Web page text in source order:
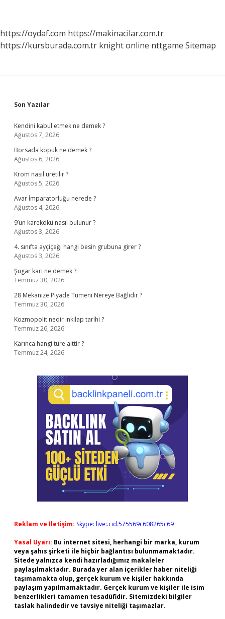
https://oydaf.com https://makinacilar.com.tr
https://kursburada.com.tr knight online nttgame Sitemap
Sidebar
Son Yazılar
Kendini kabul etmek ne demek ?
Ağustos 7, 2026
Borsada köpük ne demek ?
Ağustos 6, 2026
Krom nasıl üretilir ?
Ağustos 5, 2026
Avar İmparatorluğu nerede ?
Ağustos 4, 2026
9’un karekökü nasıl bulunur ?
Ağustos 3, 2026
4. sınıfta ayçiçeği hangi besin grubuna girer ?
Ağustos 3, 2026
Şugar karı ne demek ?
Temmuz 30, 2026
28 Mekanize Piyade Tümeni Nereye Bağlıdır ?
Temmuz 30, 2026
Kozmopolit nedir inkılap tarihi ?
Temmuz 26, 2026
Karınca hangi türe aittir ?
Temmuz 24, 2026
Reklam ve İletişim: Skype: live:.cid.575569c608265c69
Yasal Uyarı: Bu internet sitesi, herhangi bir marka, kurum
veya şahıs şirketi ile hiçbir bağlantısı bulunmamaktadır.
Sitede yalnızca kendi hazırladığımız makaleler
paylaşılmaktadır. Burada yer alan içerikler haber niteliği
taşımamakta olup, gerçek kurum ve kişiler hakkında
paylaşım yapılmamaktadır. Gerçek kurum ve kişiler ile isim
benzerlikleri tamamen tesadüfidir. Sitemizdeki bilgiler
taslak halindedir ve tavsiye niteliği taşımazlar.